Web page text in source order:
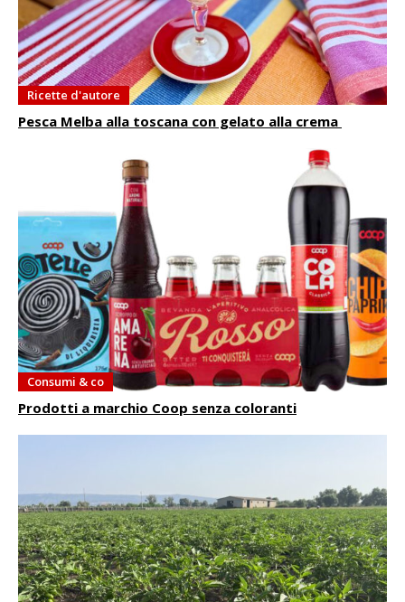
Ricette d'autore
Pesca Melba alla toscana con gelato alla crema
Consumi & co
Prodotti a marchio Coop senza coloranti